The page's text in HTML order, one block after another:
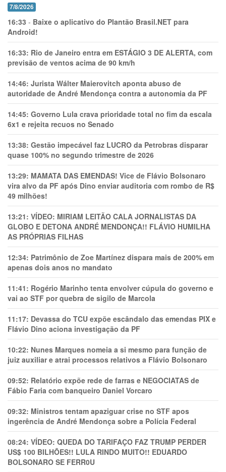
7/8/2026
16:33 - Baixe o aplicativo do Plantão Brasil.NET para
Android!
16:33: Rio de Janeiro entra em ESTÁGIO 3 DE ALERTA, com
previsão de ventos acima de 90 km/h
14:46: Jurista Wálter Maierovitch aponta abuso de
autoridade de André Mendonça contra a autonomia da PF
14:45: Governo Lula crava prioridade total no fim da escala
6x1 e rejeita recuos no Senado
13:38: Gestão impecável faz LUCRO da Petrobras disparar
quase 100% no segundo trimestre de 2026
13:29: MAMATA DAS EMENDAS! Vice de Flávio Bolsonaro
vira alvo da PF após Dino enviar auditoria com rombo de R$
49 milhões!
13:21: VÍDEO: MIRIAM LEITÃO CALA JORNALISTAS DA
GLOBO E DETONA ANDRÉ MENDONÇA!! FLÁVIO HUMILHA
AS PRÓPRIAS FILHAS
12:34: Patrimônio de Zoe Martínez dispara mais de 200% em
apenas dois anos no mandato
11:41: Rogério Marinho tenta envolver cúpula do governo e
vai ao STF por quebra de sigilo de Marcola
11:17: Devassa do TCU expõe escândalo das emendas PIX e
Flávio Dino aciona investigação da PF
10:22: Nunes Marques nomeia a si mesmo para função de
juiz auxiliar e atrai processos relativos a Flávio Bolsonaro
09:52: Relatório expõe rede de farras e NEGOCIATAS de
Fábio Faria com banqueiro Daniel Vorcaro
09:32: Ministros tentam apaziguar crise no STF apos
ingerência de André Mendonça sobre a Polícia Federal
08:24: VÍDEO: QUEDA DO TARIFAÇO FAZ TRUMP PERDER
US$ 100 BILHÕES!! LULA RINDO MUITO!! EDUARDO
BOLSONARO SE FERR0U